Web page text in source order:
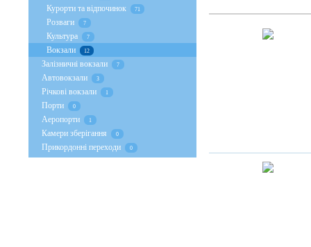
Курорти та відпочинок 71
Розваги 7
Культура 7
Вокзали 12
Залізничні вокзали 7
Автовокзали 3
Річкові вокзали 1
Порти 0
Аеропорти 1
Камери зберігання 0
Прикордонні переходи 0